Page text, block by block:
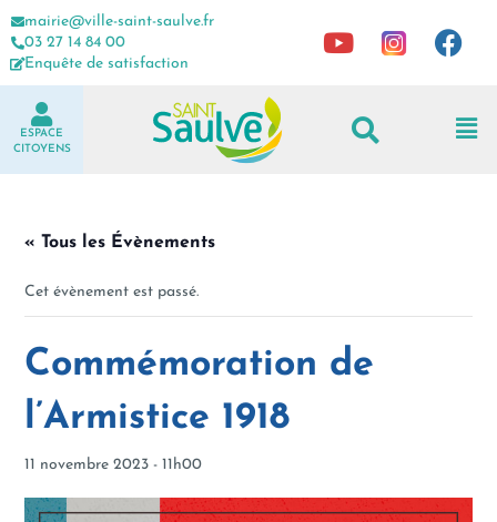
mairie@ville-saint-saulve.fr
03 27 14 84 00
Enquête de satisfaction
ESPACE
CITOYENS
« Tous les Évènements
Cet évènement est passé.
Commémoration de
l’Armistice 1918
11 novembre 2023 - 11h00